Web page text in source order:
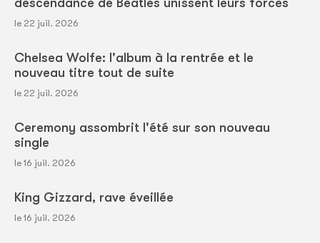
le 22 juil. 2026
Chelsea Wolfe: l'album à la rentrée et le
nouveau titre tout de suite
le 22 juil. 2026
Ceremony assombrit l'été sur son nouveau
single
le 16 juil. 2026
King Gizzard, rave éveillée
le 16 juil. 2026